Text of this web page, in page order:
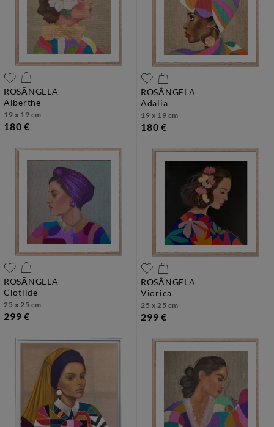
ROSÂNGELA
alberthe
19 x 19 cm
180 €
ROSÂNGELA
adalia
19 x 19 cm
180 €
ROSÂNGELA
clotilde
25 x 25 cm
299 €
ROSÂNGELA
viorica
25 x 25 cm
299 €